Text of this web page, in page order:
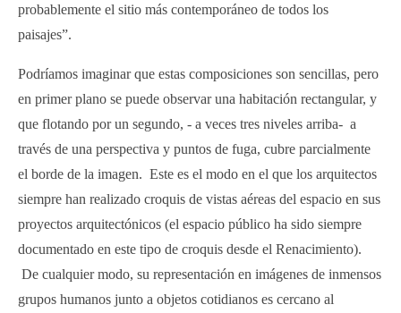
probablemente el sitio más contemporáneo de todos los
paisajes”.
Podríamos imaginar que estas composiciones son sencillas, pero
en primer plano se puede observar una habitación rectangular, y
que flotando por un segundo, - a veces tres niveles arriba- a
través de una perspectiva y puntos de fuga, cubre parcialmente
el borde de la imagen. Este es el modo en el que los arquitectos
siempre han realizado croquis de vistas aéreas del espacio en sus
proyectos arquitectónicos (el espacio público ha sido siempre
documentado en este tipo de croquis desde el Renacimiento).
De cualquier modo, su representación en imágenes de inmensos
grupos humanos junto a objetos cotidianos es cercano al